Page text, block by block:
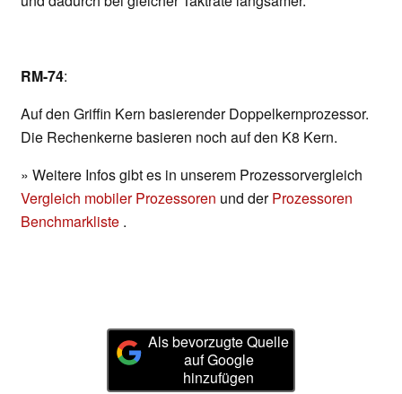
RM-74:
Auf den Griffin Kern basierender Doppelkernprozessor.
Die Rechenkerne basieren noch auf den K8 Kern.
» Weitere Infos gibt es in unserem Prozessorvergleich
Vergleich mobiler Prozessoren und derProzessoren
Benchmarkliste .
Als bevorzugte Quelle
auf Google
hinzufügen